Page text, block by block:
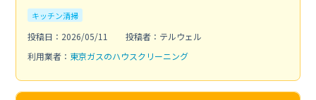
キッチン清掃
投稿日：2026/05/11
投稿者：テルウェル
利用業者： 東京ガスのハウスクリーニング